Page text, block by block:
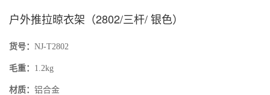
户外推拉晾衣架（2802/三杆/ 银色）
货号： NJ-T2802
毛重： 1.2kg
材质： 铝合金